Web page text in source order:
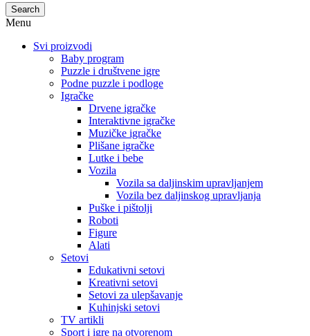
Search
Menu
Svi proizvodi
Baby program
Puzzle i društvene igre
Podne puzzle i podloge
Igračke
Drvene igračke
Interaktivne igračke
Muzičke igračke
Plišane igračke
Lutke i bebe
Vozila
Vozila sa daljinskim upravljanjem
Vozila bez daljinskog upravljanja
Puške i pištolji
Roboti
Figure
Alati
Setovi
Edukativni setovi
Kreativni setovi
Setovi za ulepšavanje
Kuhinjski setovi
TV artikli
Sport i igre na otvorenom